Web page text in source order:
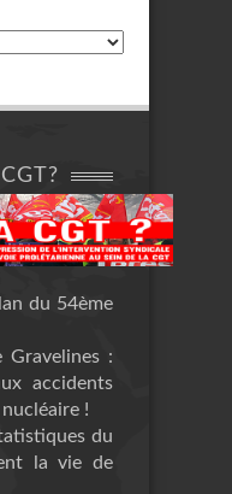
du 54ème
:
accidents
!
du
la vie de